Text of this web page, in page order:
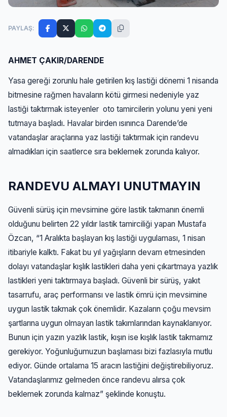
PAYLAŞ:
AHMET ÇAKIR/DARENDE
Yasa gereği zorunlu hale getirilen kış lastiği dönemi 1 nisanda
bitmesine rağmen havaların kötü girmesi nedeniyle yaz
lastiği taktırmak isteyenler oto tamircilerin yolunu yeni yeni
tutmaya başladı. Havalar birden ısınınca Darende’de
vatandaşlar araçlarına yaz lastiği taktırmak için randevu
almadıkları için saatlerce sıra beklemek zorunda kalıyor.
RANDEVU ALMAYI UNUTMAYIN
Güvenli sürüş için mevsimine göre lastik takmanın önemli
olduğunu belirten 22 yıldır lastik tamirciliği yapan Mustafa
Özcan, “1 Aralıkta başlayan kış lastiği uygulaması, 1 nisan
itibariyle kalktı. Fakat bu yıl yağışların devam etmesinden
dolayı vatandaşlar kışlık lastikleri daha yeni çıkartmaya yazlık
lastikleri yeni taktırmaya başladı. Güvenli bir sürüş, yakıt
tasarrufu, araç performansı ve lastik ömrü için mevsimine
uygun lastik takmak çok önemlidir. Kazaların çoğu mevsim
şartlarına uygun olmayan lastik takımlarından kaynaklanıyor.
Bunun için yazın yazlık lastik, kışın ise kışlık lastik takmamız
gerekiyor. Yoğunluğumuzun başlaması bizi fazlasıyla mutlu
ediyor. Günde ortalama 15 aracın lastiğini değiştirebiliyoruz.
Vatandaşlarımız gelmeden önce randevu alırsa çok
beklemek zorunda kalmaz” şeklinde konuştu.